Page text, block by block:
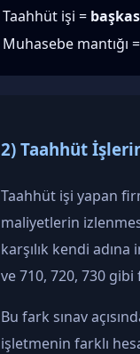
Taahhüt işi =
Muhasebe mantığı =
2) Taahhüt
Taahhüt işi yapan
maliyetlerin
karşılık kendi
ve 710, 720, 730
Bu fark sınav
işletmenin farklı